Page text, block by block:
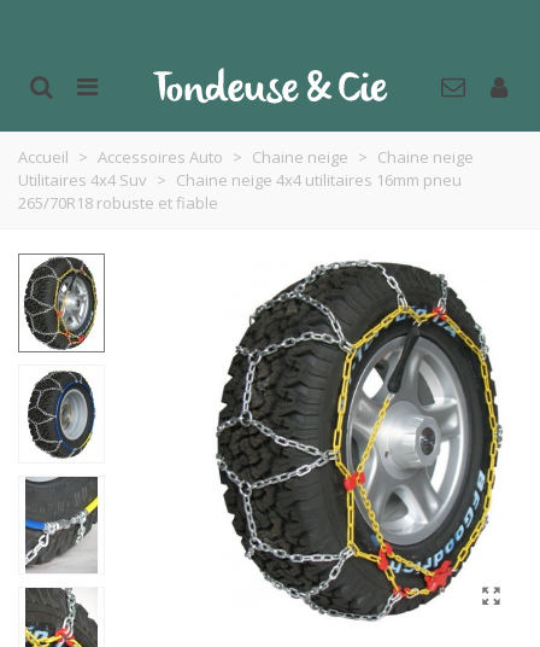
Accueil > Accessoires Auto > Chaine neige > Chaine neige
Utilitaires 4x4 Suv > Chaine neige 4x4 utilitaires 16mm pneu
265/70R18 robuste et fiable